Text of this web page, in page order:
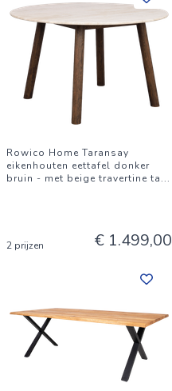
Rowico Home Taransay
eikenhouten eettafel donker
bruin - met beige travertine ta...
2 prijzen € 1.499,00